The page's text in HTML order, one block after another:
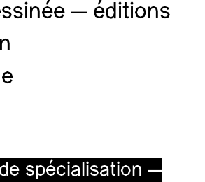
— éditions
spécialisation —